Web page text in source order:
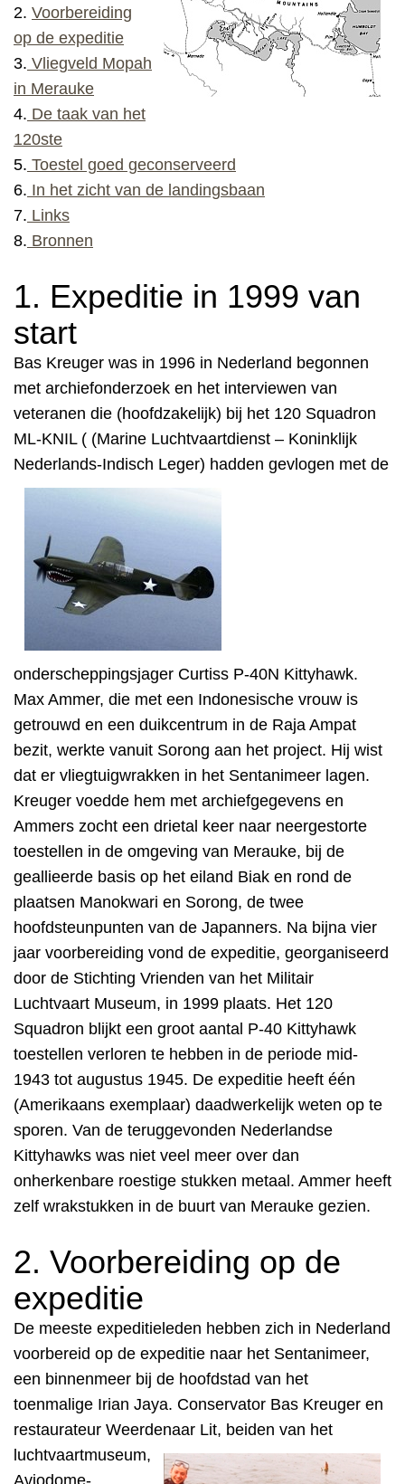
2. Voorbereiding
op de expeditie
3. Vliegveld Mopah
in Merauke
4. De taak van het
120ste
5. Toestel goed geconserveerd
6. In het zicht van de landingsbaan
7. Links
8. Bronnen
1. Expeditie in 1999 van
start
Bas Kreuger was in 1996 in Nederland begonnen
met archiefonderzoek en het interviewen van
veteranen die (hoofdzakelijk) bij het 120 Squadron
ML-KNIL ( (Marine Luchtvaartdienst – Koninklijk
Nederlands-Indisch Leger) hadden gevlogen met de
onderscheppingsjager Curtiss P-40N Kittyhawk.
Max Ammer, die met een Indonesische vrouw is
getrouwd en een duikcentrum in de Raja Ampat
bezit, werkte vanuit Sorong aan het project. Hij wist
dat er vliegtuigwrakken in het Sentanimeer lagen.
Kreuger voedde hem met archiefgegevens en
Ammers zocht een drietal keer naar neergestorte
toestellen in de omgeving van Merauke, bij de
geallieerde basis op het eiland Biak en rond de
plaatsen Manokwari en Sorong, de twee
hoofdsteunpunten van de Japanners. Na bijna vier
jaar voorbereiding vond de expeditie, georganiseerd
door de Stichting Vrienden van het Militair
Luchtvaart Museum, in 1999 plaats. Het 120
Squadron blijkt een groot aantal P-40 Kittyhawk
toestellen verloren te hebben in de periode mid-
1943 tot augustus 1945. De expeditie heeft één
(Amerikaans exemplaar) daadwerkelijk weten op te
sporen. Van de teruggevonden Nederlandse
Kittyhawks was niet veel meer over dan
onherkenbare roestige stukken metaal. Ammer heeft
zelf wrakstukken in de buurt van Merauke gezien.
2. Voorbereiding op de
expeditie
De meeste expeditieleden hebben zich in Nederland
voorbereid op de expeditie naar het Sentanimeer,
een binnenmeer bij de hoofdstad van het
toenmalige Irian Jaya. Conservator Bas Kreuger en
restaurateur Weerdenaar Lit, beiden van het
luchtvaartmuseum,
Aviodome-